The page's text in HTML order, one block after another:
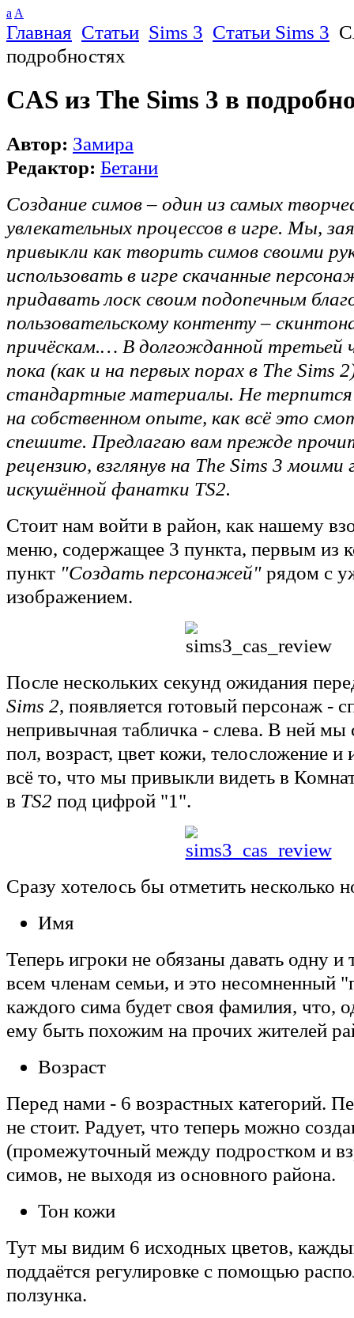
a A
Главная Статьи Sims 3 Статьи Sims 3
подробностях
CAS из The Sims 3 в
Автор: Замира
Редактор: Бетани
Создание симов – один из самых
увлекательных процессов в игре. Мы,
привыкли как творить симов своими
использовать в игре скачанные
придавать лоск своим подопечным
пользовательскому контенту –
причёскам.… В долгожданной третьей
пока (как и на первых порах в The Sims
стандартные материалы. Не терпится
на собственном опыте, как всё это
спешите. Предлагаю вам прежде
рецензию, взглянув на The Sims 3 моими
искушённой фанатки TS2.
Стоит нам войти в район, как нашему
меню, содержащее 3 пункта, первым из
пункт "Создать персонажей" рядом с
изображением.
После нескольких секунд ожидания
Sims 2, появляется готовый персонаж -
непривычная табличка - слева. В ней
пол, возраст, цвет кожи, телосложение и
всё то, что мы привыкли видеть в
в TS2 под цифрой "1".
Сразу хотелось бы отметить несколько
Имя
Теперь игроки не обязаны давать одну
всем членам семьи, и это несомненный
каждого сима будет своя фамилия, что,
ему быть похожим на прочих жителей
Возраст
Перед нами - 6 возрастных категорий.
не стоит. Радует, что теперь можно
(промежуточный между подростком и
симов, не выходя из основного района.
Тон кожи
Тут мы видим 6 исходных цветов,
поддаётся регулировке с помощью
ползунка.